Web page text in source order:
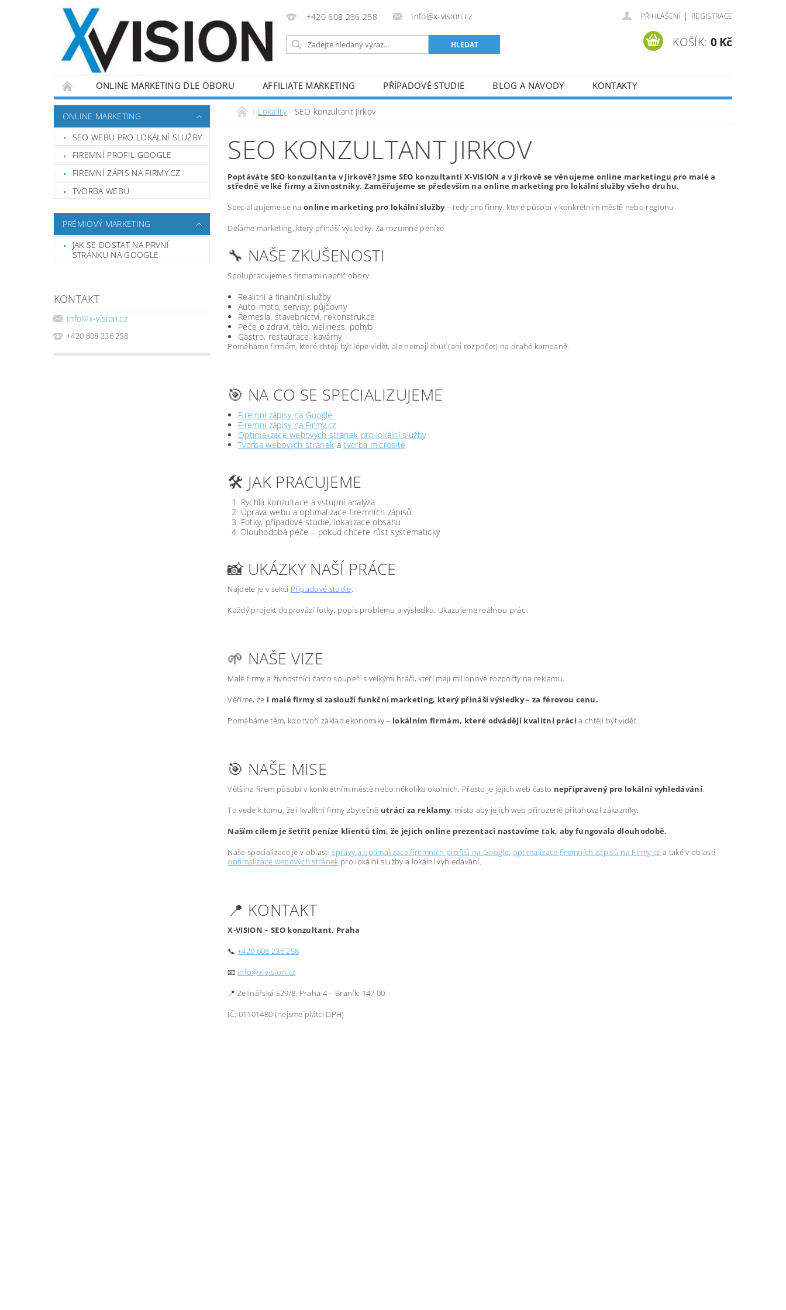
+420 608 236 258 Info@x-vision.cz PŘIHLÁŠENÍ | REGISTRACE
KOŠÍK: 0 Kč
ONLINE MARKETING DLE OBORU AFFILIATE MARKETING PŘÍPADOVÉ STUDIE BLOG A NÁVODY KONTAKTY
ONLINE MARKETING
SEO WEBU PRO LOKÁLNÍ SLUŽBY
FIREMNÍ PROFIL GOOGLE
FIREMNÍ ZÁPIS NA FIRMY.CZ
TVORBA WEBU
PRÉMIOVÝ MARKETING
JAK SE DOSTAT NA PRVNÍ
STRÁNKU NA GOOGLE
KONTAKT
Info@x-vision.cz
+420 608 236 258
Lokality SEO konzultant Jirkov
SEO KONZULTANT JIRKOV
Poptáváte SEO konzultanta v Jirkově? Jsme SEO konzultanti X-VISION a v Jirkově se věnujeme online marketingu pro malé a
středně velké firmy a živnostníky. Zaměřujeme se především na online marketing pro lokální služby všeho druhu.
Specializujeme se naonline marketing pro lokální služby– tedy pro firmy, které působí v konkrétním městě nebo regionu.
Děláme marketing, který přináší výsledky. Za rozumné peníze.
🔧 NAŠE ZKUŠENOSTI
Spolupracujeme s firmami napříč obory:
Realitní a finanční služby
Auto-moto, servisy, půjčovny
Řemesla, stavebnictví, rekonstrukce
Péče o zdraví, tělo, wellness, pohyb
Gastro, restaurace, kavárny
Pomáháme firmám, které chtějí být lépe vidět, ale nemají chuť (ani rozpočet) na drahé kampaně.
🎯 NA CO SE SPECIALIZUJEME
Firemní zápisy na Google
Firemní zápisy na Firmy.cz
Optimalizace webových stránek pro lokální služby
Tvorba webových stránek atvorba microsite
🛠️ JAK PRACUJEME
Rychlá konzultace a vstupní analýza
Úprava webu a optimalizace firemních zápisů
Fotky, případové studie, lokalizace obsahu
Dlouhodobá péče – pokud chcete růst systematicky
📸 UKÁZKY NAŠÍ PRÁCE
Najdete je v sekci Případové studie.
Každý projekt doprovází fotky, popis problému a výsledku. Ukazujeme reálnou práci.
🌱 NAŠE VIZE
Malé firmy a živnostníci často soupeří s velkými hráči, kteří mají milionové rozpočty na reklamu.
Věříme, že i malé firmy si zaslouží funkční marketing, který přináší výsledky – za férovou cenu.
Pomáháme těm, kdo tvoří základ ekonomiky – lokálním firmám, které odvádějí kvalitní práci a chtějí být vidět.
🎯 NAŠE MISE
Většina firem působí v konkrétním městě nebo několika okolních. Přesto je jejich web často nepřipravený pro lokální vyhledávání.
To vede k tomu, že i kvalitní firmy zbytečně utrácí za reklamy, místo aby jejich web přirozeně přitahoval zákazníky.
Naším cílem je šetřit peníze klientů tím, že jejich online prezentaci nastavíme tak, aby fungovala dlouhodobě.
Naše specializace je v oblastisprávy a optimalizace firemních profilů na Google, optimalizace firemních zápisů na Firmy.cz a také v oblasti
optimalizace webových stránek pro lokální služby a lokální vyhledávání.
📍 KONTAKT
X-VISION – SEO konzultant, Praha
📞+420 608 236 258
📧 info@x-vision.cz
📍 Zelinářská 529/8, Praha 4 – Braník, 147 00
IČ: 01101480 (nejsme plátci DPH)